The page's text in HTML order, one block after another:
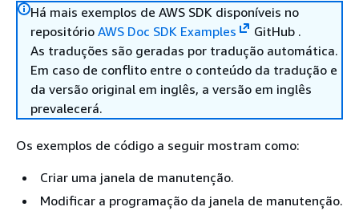
Há mais exemplos de AWS SDK disponíveis no
repositório AWS Doc SDK Examples
GitHub .
As traduções são geradas por tradução automática.
Em caso de conflito entre o conteúdo da tradução e
da versão original em inglês, a versão em inglês
prevalecerá.
Os exemplos de código a seguir mostram como:
Criar uma janela de manutenção.
Modificar a programação da janela de manutenção.